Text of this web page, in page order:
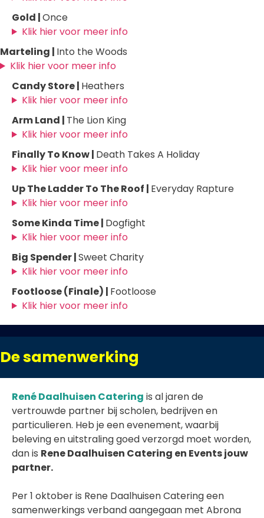
Gold |Once
Klik hier voor meer info
Marteling | Into the Woods
Klik hier voor meer info
Candy Store | Heathers
Klik hier voor meer info
Arm Land | The Lion King
Klik hier voor meer info
Finally To Know | Death Takes A Holiday
Klik hier voor meer info
Up The Ladder To The Roof | Everyday Rapture
Klik hier voor meer info
Some Kinda Time | Dogfight
Klik hier voor meer info
Big Spender |Sweet Charity
Klik hier voor meer info
Footloose (Finale) | Footloose
Klik hier voor meer info
De samenwerking
René Daalhuisen Catering is al jaren de
vertrouwde partner bij scholen, bedrijven en
particulieren. Heb je een evenement, waarbij
beleving en uitstraling goed verzorgd moet worden,
dan is Rene Daalhuisen Catering en Events jouw
partner.
Per 1 oktober is Rene Daalhuisen Catering een
samenwerkings verband aangegaan met Abrona